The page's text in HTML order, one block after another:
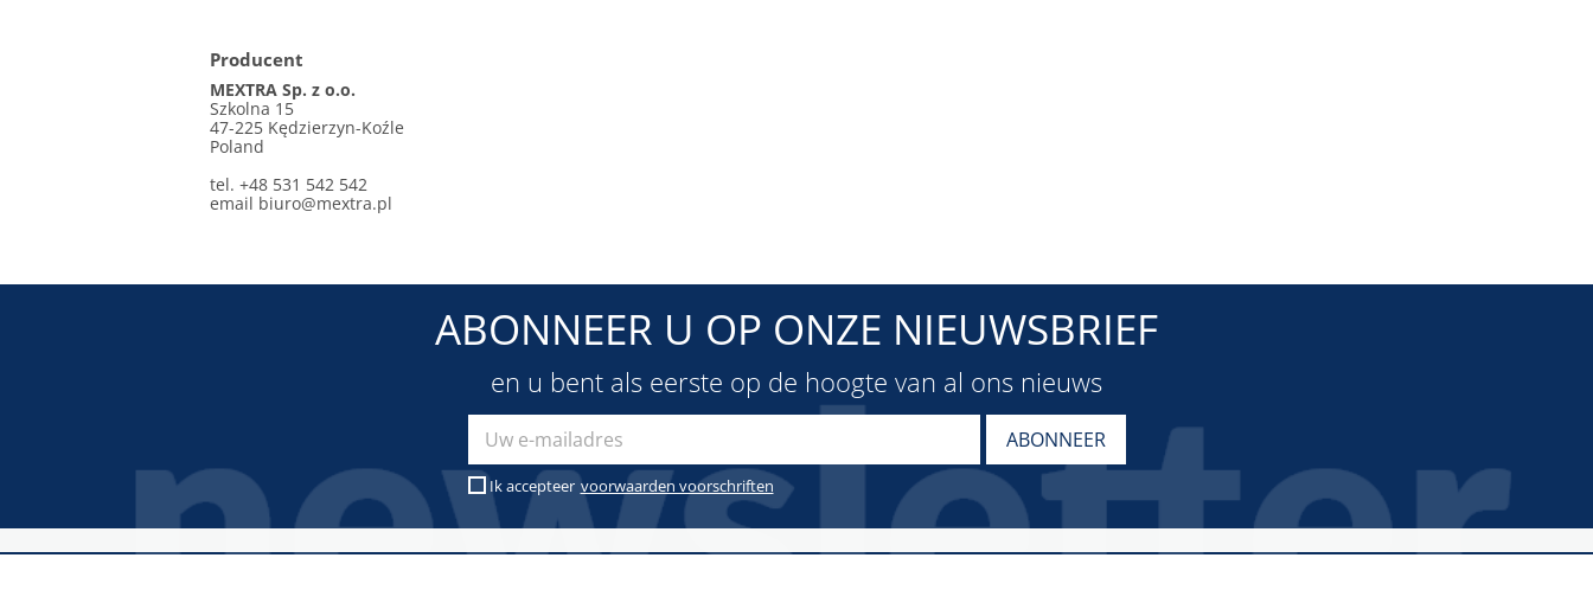
Producent
MEXTRA Sp. z o.o.
Szkolna 15
47-225 Kędzierzyn-Koźle
Poland
tel. +48 531 542 542
email biuro@mextra.pl
ABONNEER U OP ONZE NIEUWSBRIEF
en u bent als eerste op de hoogte van al ons nieuws
Ik accepteer voorwaarden voorschriften